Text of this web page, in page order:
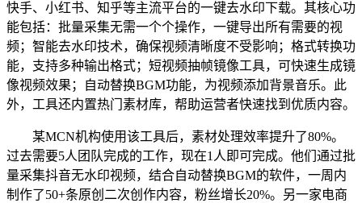
快手、小红书、知乎等主流平台的一键去水印下载。其核心功
能包括：批量采集无需一个个操作，一键导出所有需要的视
频；智能去水印技术，确保视频清晰度不受影响；格式转换功
能，支持多种输出格式；短视频抽帧镜像工具，可快速生成镜
像视频效果；自动替换BGM功能，为视频添加背景音乐。此
外，工具还内置热门素材库，帮助运营者快速找到优质内容。
某MCN机构使用该工具后，素材处理效率提升了80%。
过去需要5人团队完成的工作，现在1人即可完成。他们通过批
量采集抖音无水印视频，结合自动替换BGM的软件，一周内
制作了50+条原创二次创作内容，粉丝增长20%。另一家电商